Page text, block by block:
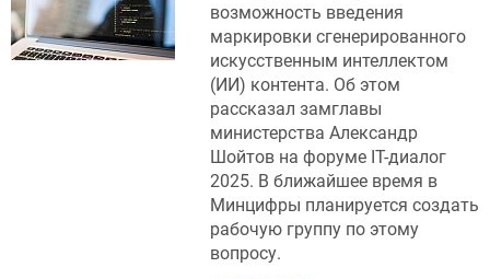
возможность введения
маркировки сгенерированного
искусственным интеллектом
(ИИ) контента. Об этом
рассказал замглавы
министерства Александр
Шойтов на форуме IT-диалог
2025. В ближайшее время в
Минцифры планируется создать
рабочую группу по этому
вопросу.